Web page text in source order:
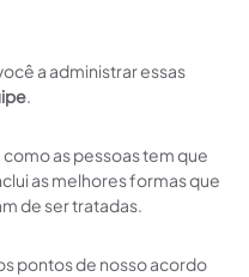
a administrar essas
.
as pessoas tem que
as melhores formas que
de ser tratadas.
pontos de nosso acordo